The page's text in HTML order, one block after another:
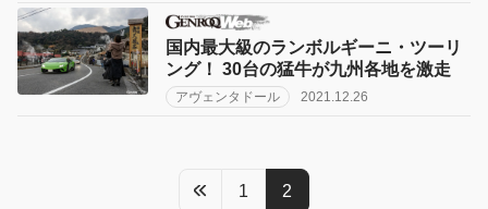
国内最大級のランボルギーニ・ツーリ
ング！ 30台の猛牛が九州各地を激走
アヴェンタドール 2021.12.26
1 2